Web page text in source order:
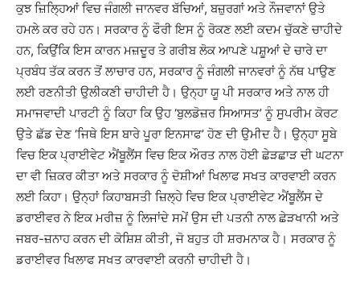
ਕੁਝ ਜ਼ਿਲ੍ਹਿਆਂ ਵਿਚ ਜੰਗਲੀ ਜਾਨਵਰ ਬੱਚਿਆਂ, ਬਜ਼ੁਰਗਾਂ ਅਤੇ ਨੌਜਵਾਨਾਂ ਉਤੇ
ਹਮਲੇ ਕਰ ਰਹੇ ਹਨ। ਸਰਕਾਰ ਨੂੰ ਫੌਰੀ ਇਸ ਨੂੰ ਰੋਕਣ ਲਈ ਕਦਮ ਚੁੱਕਣੇ ਚਾਹੀਦੇ
ਹਨ, ਕਿਉਂਕਿ ਇਸ ਕਾਰਨ ਮਜ਼ਦੂਰ ਤੇ ਗਰੀਬ ਲੋਕ ਆਪਣੇ ਪਸ਼ੂਆਂ ਦੇ ਚਾਰੇ ਦਾ
ਪ੍ਰਬੰਧ ਤੱਕ ਕਰਨ ਤੋਂ ਲਾਚਾਰ ਹਨ, ਸਰਕਾਰ ਨੂੰ ਜੰਗਲੀ ਜਾਨਵਰਾਂ ਨੂੰ ਨੱਥ ਪਾਉਣ
ਲਈ ਰਣਨੀਤੀ ਉਲੀਕਣੀ ਚਾਹੀਦੀ ਹੈ। ਉਨ੍ਹਾ ਯੂ ਪੀ ਸਰਕਾਰ ਅਤੇ ਨਾਲ ਹੀ
ਸਮਾਜਵਾਦੀ ਪਾਰਟੀ ਨੂੰ ਕਿਹਾ ਕਿ ਉਹ ‘ਬੁਲਡੋਜ਼ਰ ਸਿਆਸਤ’ ਨੂੰ ਸੁੁਪਰੀਮ ਕੋਰਟ
ਉਤੇ ਛੱਡ ਦੇਣ ‘ਜਿਥੇ ਇਸ ਬਾਰੇ ਪੂਰਾ ਇਨਸਾਫ’ ਹੋਣ ਦੀ ਉਮੀਦ ਹੈ। ਉਨ੍ਹਾ ਸੂਬੇ
ਵਿਚ ਇਕ ਪ੍ਰਾਈਵੇਟ ਐਂਬੂਲੈਂਸ ਵਿਚ ਇਕ ਔਰਤ ਨਾਲ ਹੋਈ ਛੇੜਛਾੜ ਦੀ ਘਟਨਾ
ਦਾ ਵੀ ਜ਼ਿਕਰ ਕੀਤਾ ਅਤੇ ਸਰਕਾਰ ਨੂੰ ਦੋਸ਼ੀਆਂ ਖਿਲਾਫ ਸਖਤ ਕਾਰਵਾਈ ਕਰਨ
ਲਈ ਕਿਹਾ। ਉਨ੍ਹਾਂ ਕਿਹਾਬਸਤੀ ਜ਼ਿਲ੍ਹੇ ਵਿਚ ਇਕ ਪ੍ਰਾਈਵੇਟ ਐਂਬੂਲੈਂਸ ਦੇ
ਡਰਾਈਵਰ ਨੇ ਇਕ ਮਰੀਜ਼ ਨੂੰ ਲਿਜਾਂਦੇ ਸਮੇਂ ਉਸ ਦੀ ਪਤਨੀ ਨਾਲ ਛੇੜਖਾਨੀ ਅਤੇ
ਜਬਰ-ਜ਼ਨਾਹ ਕਰਨ ਦੀ ਕੋਸ਼ਿਸ਼ ਕੀਤੀ, ਜੋ ਬਹੁਤ ਹੀ ਸ਼ਰਮਨਾਕ ਹੈ। ਸਰਕਾਰ ਨੂੰ
ਡਰਾਈਵਰ ਖਿਲਾਫ ਸਖਤ ਕਾਰਵਾਈ ਕਰਨੀ ਚਾਹੀਦੀ ਹੈ।